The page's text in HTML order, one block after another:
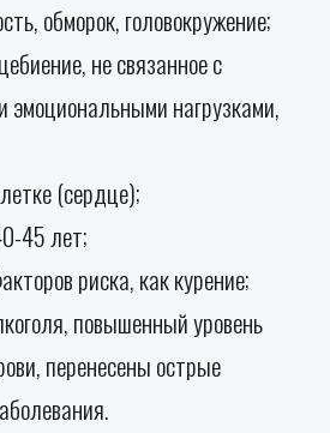
обморок, головокружение;
не связанное с
эмоциональными нагрузками,
(сердце);
45 лет;
риска, как курение;
повышенный уровень
перенесены острые